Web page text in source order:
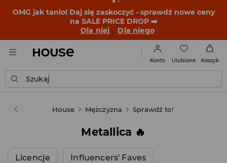
OMG jak tanio! Daj się zaskoczyć - sprawdź nowe ceny
na SALE PRICE DROP ➡️
Dla niej
Dla niego
Konto Ulubione Koszyk
Szukaj
House Mężczyzna Sprawdź to!
Metallica 🔥
Licencje Influencers' Faves